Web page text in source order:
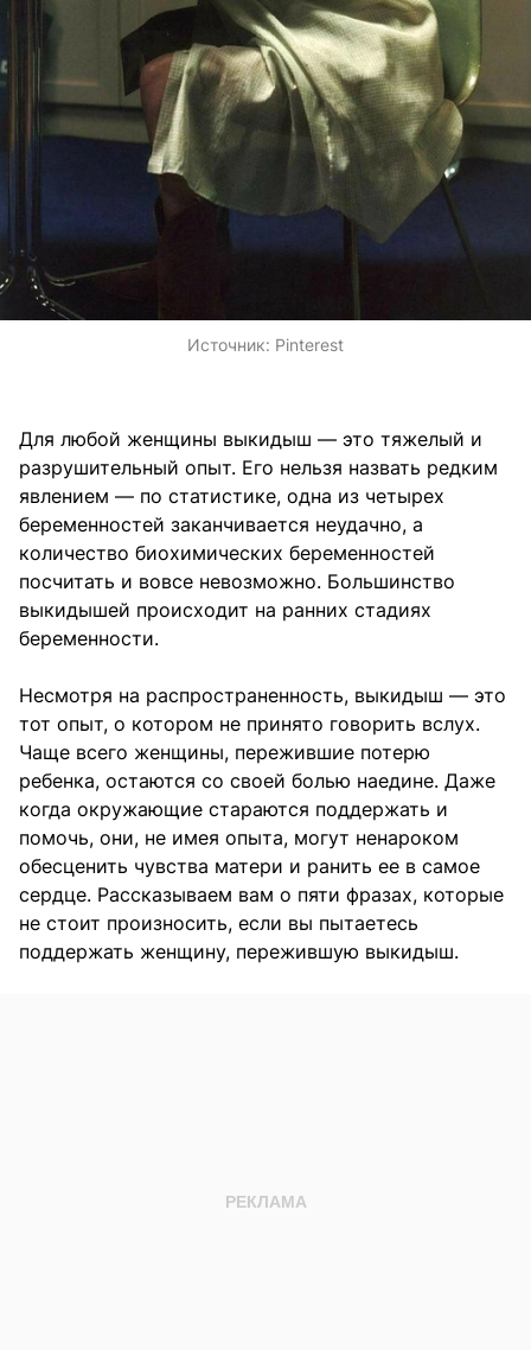
Источник: Pinterest
Для любой женщины выкидыш — это тяжелый и
разрушительный опыт. Его нельзя назвать редким
явлением — по статистике, одна из четырех
беременностей заканчивается неудачно, а
количество биохимических беременностей
посчитать и вовсе невозможно. Большинство
выкидышей происходит на ранних стадиях
беременности.
Несмотря на распространенность, выкидыш — это
тот опыт, о котором не принято говорить вслух.
Чаще всего женщины, пережившие потерю
ребенка, остаются со своей болью наедине. Даже
когда окружающие стараются поддержать и
помочь, они, не имея опыта, могут ненароком
обесценить чувства матери и ранить ее в самое
сердце. Рассказываем вам о пяти фразах, которые
не стоит произносить, если вы пытаетесь
поддержать женщину, пережившую выкидыш.